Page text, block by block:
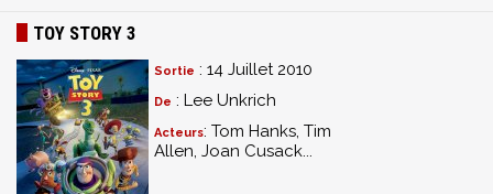
TOY STORY 3
Sortie : 14 Juillet 2010
De : Lee Unkrich
Acteurs: Tom Hanks, Tim
Allen, Joan Cusack...